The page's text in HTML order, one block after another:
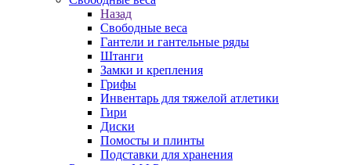
Назад
Свободные веса
Гантели и гантельные ряды
Штанги
Замки и крепления
Грифы
Инвентарь для тяжелой атлетики
Гири
Диски
Помосты и плинты
Подставки для хранения